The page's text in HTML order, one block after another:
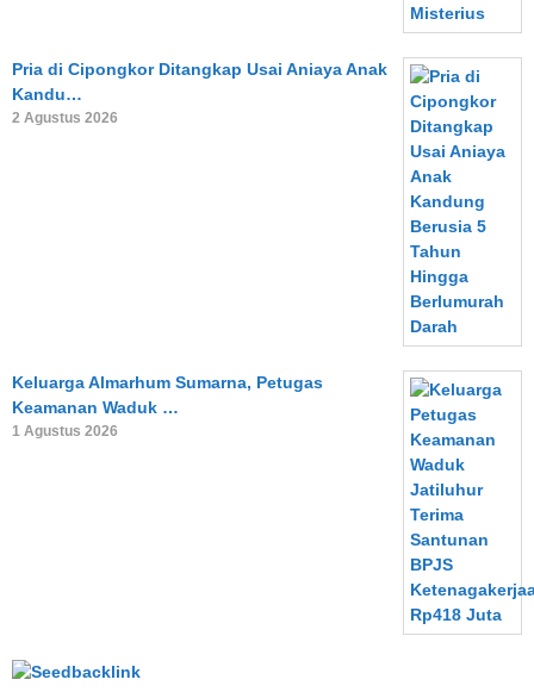
Pria di Cipongkor Ditangkap Usai Aniaya Anak
Kandu…
2 Agustus 2026
Keluarga Almarhum Sumarna, Petugas
Keamanan Waduk …
1 Agustus 2026